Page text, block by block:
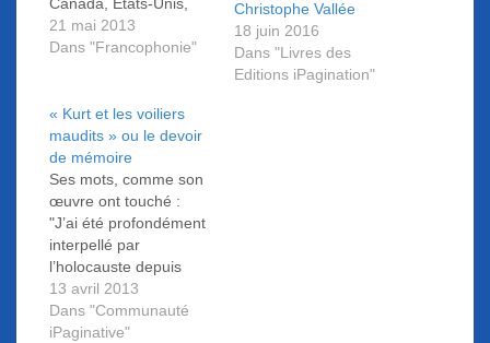
Haïti, Israël,
Madagascar, Maroc,
l’Union des Comores.
21 mai 2013
Dans "Francophonie"
Christophe Vallée
18 juin 2016
Dans "Livres des
Editions iPagination"
« Kurt et les voiliers
maudits » ou le devoir
de mémoire
Ses mots, comme son
œuvre ont touché :
"J’ai été profondément
interpellé par
l’holocauste depuis
mon enfance et si
certains boivent pour
oublier, moi, humble
13 avril 2013
Dans "Communauté
iPaginative"